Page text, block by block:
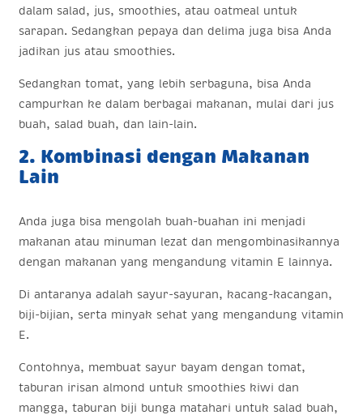
dalam salad, jus, smoothies, atau oatmeal untuk
sarapan. Sedangkan pepaya dan delima juga bisa Anda
jadikan jus atau smoothies.
Sedangkan tomat, yang lebih serbaguna, bisa Anda
campurkan ke dalam berbagai makanan, mulai dari jus
buah, salad buah, dan lain-lain.
2. Kombinasi dengan Makanan
Lain
Anda juga bisa mengolah buah-buahan ini menjadi
makanan atau minuman lezat dan mengombinasikannya
dengan makanan yang mengandung vitamin E lainnya.
Di antaranya adalah sayur-sayuran, kacang-kacangan,
biji-bijian, serta minyak sehat yang mengandung vitamin
E.
Contohnya, membuat sayur bayam dengan tomat,
taburan irisan almond untuk smoothies kiwi dan
mangga, taburan biji bunga matahari untuk salad buah,